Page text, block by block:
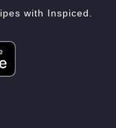
with Inspiced.